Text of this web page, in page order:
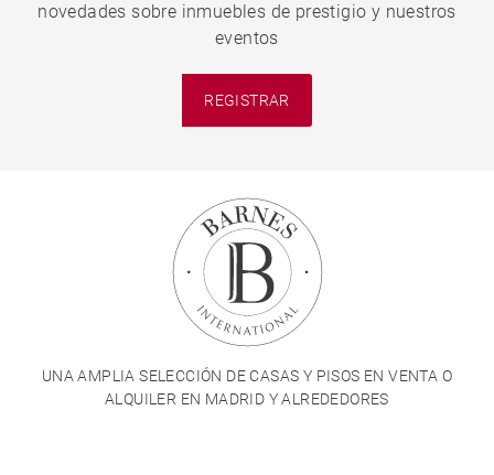
novedades sobre inmuebles de prestigio y nuestros
eventos
REGISTRAR
UNA AMPLIA SELECCIÓN DE CASAS Y PISOS EN VENTA O
ALQUILER EN MADRID Y ALREDEDORES